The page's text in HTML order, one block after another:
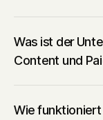
Was ist der
Content und
Wie